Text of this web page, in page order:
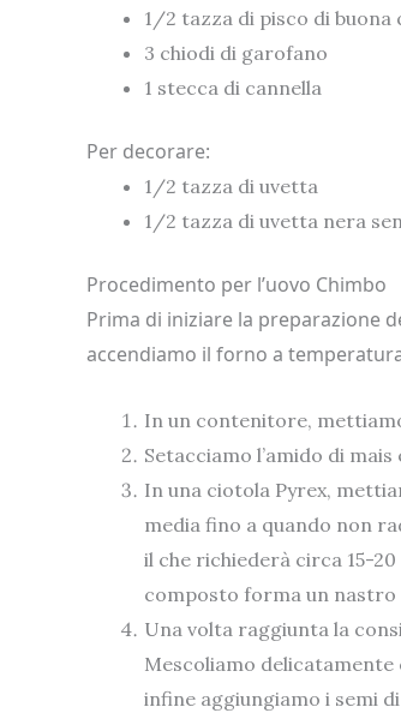
1/2 tazza di pisco di buona
3 chiodi di garofano
1 stecca di cannella
Per decorare:
1/2 tazza di uvetta
1/2 tazza di uvetta nera
Procedimento per l’uovo Chimbo
Prima di iniziare la preparazione
accendiamo il forno a
In un contenitore,
Setacciamo l’amido di
In una ciotola Pyrex,
media fino a quando non
il che richiederà circa 15-
composto forma un nastro
Una volta raggiunta la
Mescoliamo
infine aggiungiamo i semi